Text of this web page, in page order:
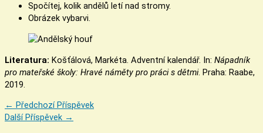
Spočítej, kolik andělů letí nad stromy.
Obrázek vybarvi.
Literatura: Košťálová, Markéta. Adventní kalendář. In: Nápadník
pro mateřské školy: Hravé náměty pro práci s dětmi. Praha: Raabe,
2019.
← Předchozí Příspěvek
Další Příspěvek →